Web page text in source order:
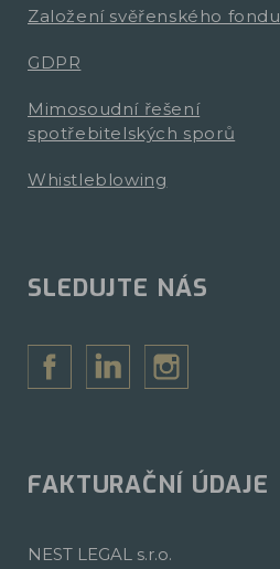
Založení svěřenského fondu
GDPR
Mimosoudní řešení
spotřebitelských sporů
Whistleblowing
SLEDUJTE NÁS
FAKTURAČNÍ ÚDAJE
NEST LEGAL s.r.o.